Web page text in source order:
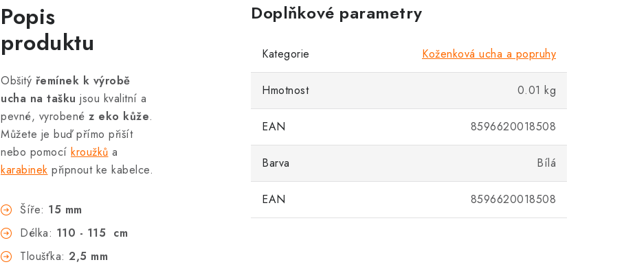
Popis
produktu
Obšitý řemínek k výrobě
ucha na tašku jsou kvalitní a
pevné, vyrobené z eko kůže.
Můžete je buď přímo přišít
nebo pomocí kroužků a
karabinek připnout ke kabelce.
Šíře: 15 mm
Délka: 110 - 115 cm
Tloušťka: 2,5 mm
Doplňkové parametry
Kategorie Koženková ucha a popruhy
Hmotnost 0.01 kg
EAN 8596620018508
Barva Bílá
EAN 8596620018508